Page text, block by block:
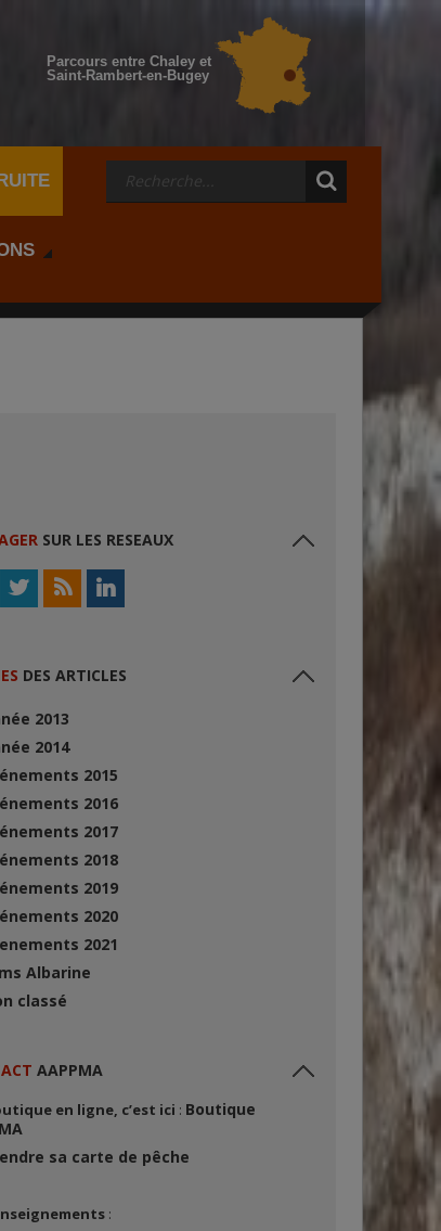
Parcours entre Chaley et
Saint-Rambert-en-Bugey
SUR LES RESEAUX
DES ARTICLES
2013
2014
2015
2016
2017
2018
2019
2020
2021
Albarine
classé
AAPPMA
en ligne, c’est ici : Boutique
sa carte de pêche
: